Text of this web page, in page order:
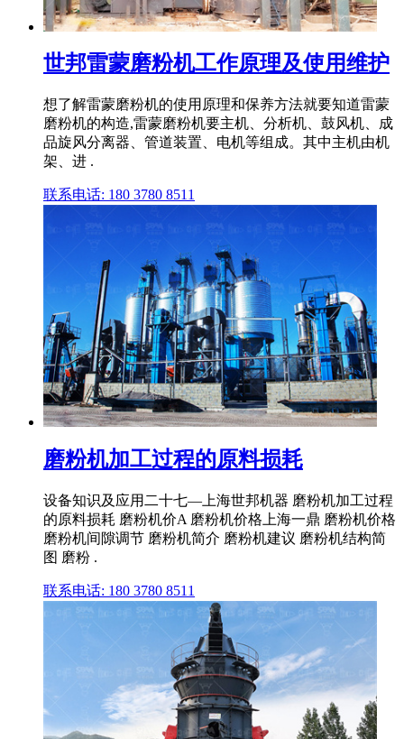
世邦雷蒙磨粉机工作原理及使用维护
想了解雷蒙磨粉机的使用原理和保养方法就要知道雷蒙
磨粉机的构造,雷蒙磨粉机要主机、分析机、鼓风机、成
品旋风分离器、管道装置、电机等组成。其中主机由机
架、进 .
联系电话: 180 3780 8511
磨粉机加工过程的原料损耗
设备知识及应用二十七—上海世邦机器 磨粉机加工过程
的原料损耗 磨粉机价A 磨粉机价格上海一鼎 磨粉机价格
磨粉机间隙调节 磨粉机简介 磨粉机建议 磨粉机结构简
图 磨粉 .
联系电话: 180 3780 8511